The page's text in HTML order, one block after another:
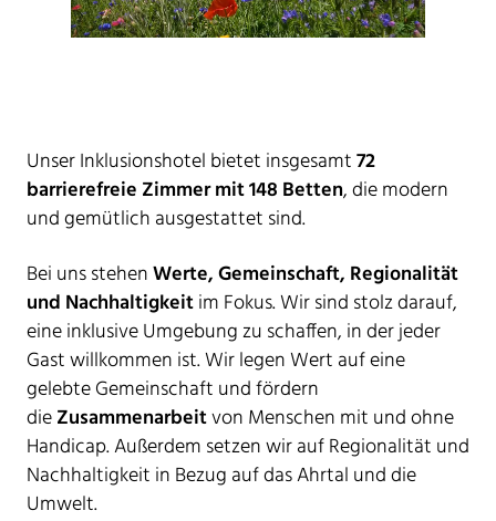
Unser Inklusionshotel bietet insgesamt72
barrierefreie Zimmer mit 148 Betten, die modern
und gemütlich ausgestattet sind.
Bei uns stehenWerte, Gemeinschaft, Regionalität
und Nachhaltigkeitim Fokus. Wir sind stolz darauf,
eine inklusive Umgebung zu schaffen, in der jeder
Gast willkommen ist. Wir legen Wert auf eine
gelebte Gemeinschaft und fördern
dieZusammenarbeitvon Menschen mit und ohne
Handicap. Außerdem setzen wir auf Regionalität und
Nachhaltigkeit in Bezug auf das Ahrtal und die
Umwelt.